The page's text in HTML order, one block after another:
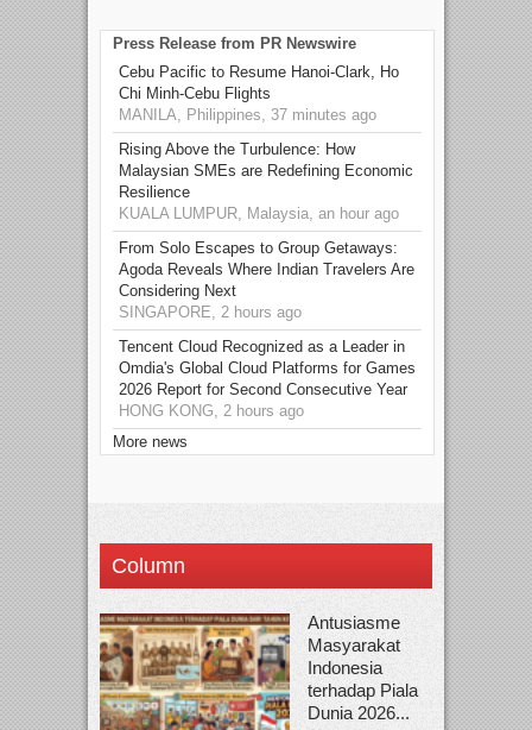
Press Release from PR Newswire
Cebu Pacific to Resume Hanoi-Clark, Ho
Chi Minh-Cebu Flights
MANILA, Philippines, 37 minutes ago
Rising Above the Turbulence: How
Malaysian SMEs are Redefining Economic
Resilience
KUALA LUMPUR, Malaysia, an hour ago
From Solo Escapes to Group Getaways:
Agoda Reveals Where Indian Travelers Are
Considering Next
SINGAPORE, 2 hours ago
Tencent Cloud Recognized as a Leader in
Omdia's Global Cloud Platforms for Games
2026 Report for Second Consecutive Year
HONG KONG, 2 hours ago
More news
Column
Antusiasme
Masyarakat
Indonesia
terhadap Piala
Dunia 2026...